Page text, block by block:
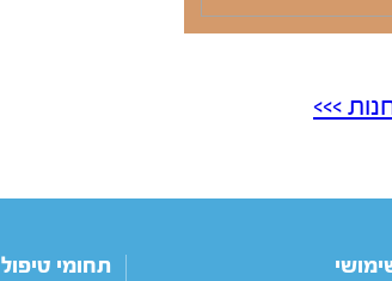
>>>
תחומי טיפול